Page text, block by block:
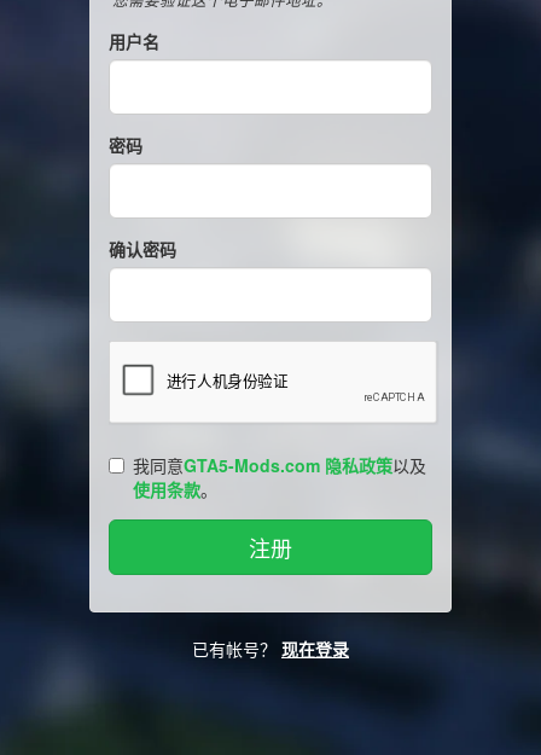
用户名
密码
确认密码
我同意GTA5-Mods.com 隐私政策以及
使用条款。
已有帐号？ 现在登录